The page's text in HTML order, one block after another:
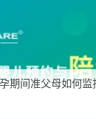
期间准父母如何